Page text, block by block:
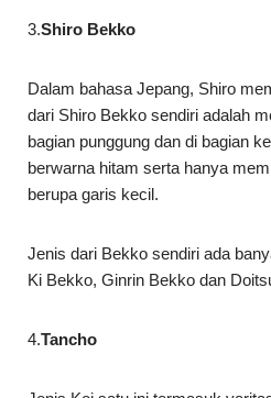
3.Shiro Bekko
Dalam bahasa Jepang, Shiro
dari Shiro Bekko sendiri adalah
bagian punggung dan di bagian
berwarna hitam serta hanya
berupa garis kecil.
Jenis dari Bekko sendiri ada
Ki Bekko, Ginrin Bekko dan
4.Tancho